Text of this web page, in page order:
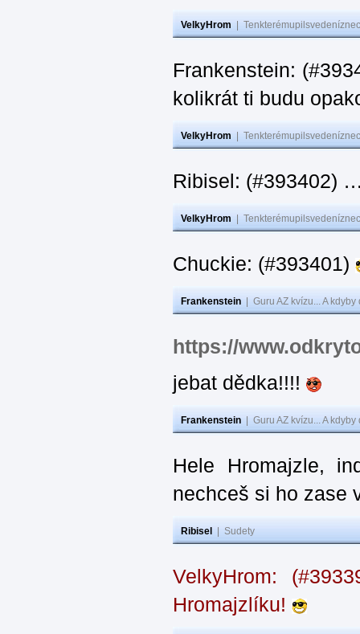
VelkyHrom
Frankenstein:
kolikrát ti budu
VelkyHrom
Ribisel: (#393402)
VelkyHrom
Chuckie: (#393401)
Frankenstein Guru AZ kvízu... A
https://
jebat dědka!!!!
Frankenstein Guru AZ kvízu... A
Hele Hromajzle,
nechceš si ho zase
Ribisel Sudety
VelkyHrom:
Hromajzlíku!